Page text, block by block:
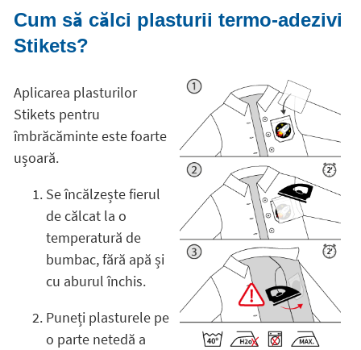
Cum să călci plasturii termo-adezivi
Stikets?
Aplicarea plasturilor
Stikets pentru
îmbrăcăminte este foarte
ușoară.
Se încălzește fierul
de călcat la o
temperatură de
bumbac, fără apă și
cu aburul închis.
Puneți plasturele pe
o parte netedă a